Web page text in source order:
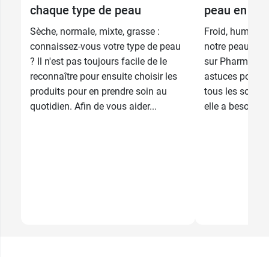
chaque type de peau
Sèche, normale, mixte, grasse :
connaissez-vous votre type de peau
? Il n'est pas toujours facile de le
reconnaître pour ensuite choisir les
produits pour en prendre soin au
quotidien. Afin de vous aider...
peau en
Froid,
notre peau est
sur Pharma
astuces pour
tous les soins
elle a besoin